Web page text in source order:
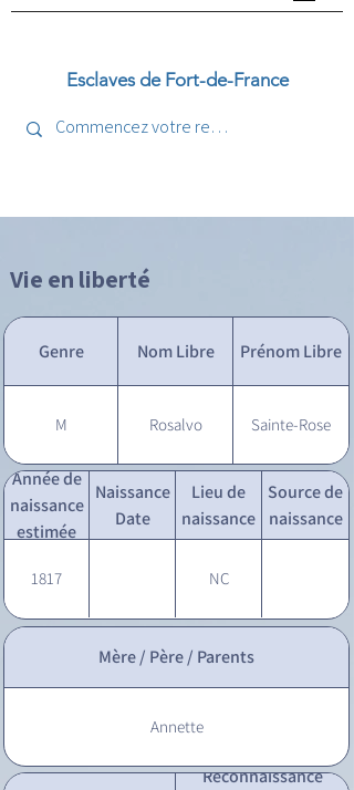
Esclaves de Fort-de-France
Vie en liberté
Genre Nom Libre Prénom Libre
M Rosalvo Sainte-Rose
Année de
naissance
estimée
Naissance
Date
Lieu de
naissance
Source de
naissance
1817 NC
Mère / Père / Parents
Annette
Reconnaissance